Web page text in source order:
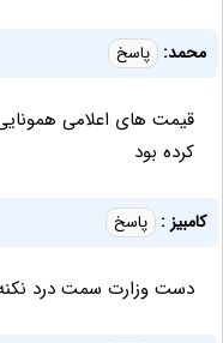
محمد: پاسخ
قیمت های اعلامی
کرده بود
کامبیز : پاسخ
دست وزارت سمت درد